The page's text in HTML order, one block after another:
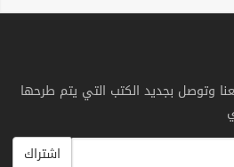
وتوصل بجديد الكتب التي يتم طرحها
اشتراك